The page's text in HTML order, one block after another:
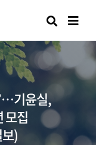
검색
기윤실,
모집
)